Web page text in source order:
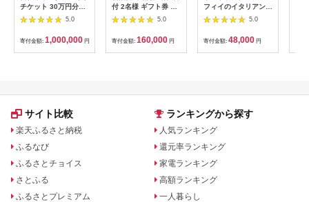
チケット 30万円分
【1360365】
5.0
寄付金額: 1,000,000 円
付 2名様 ギフト券 チ
ケット 券 宿泊 旅行
5.0
寄付金額: 160,000 円
フィイのイタリアンデ
ィナーコースA ペア
5.0
寄付金額: 48,000 円
サイト比較
楽天ふるさと納税
ふるなび
ふるさとチョイス
さとふる
ふるさとプレミアム
ランキングから探す
人気ランキング
還元率ランキング
家電ランキング
高額ランキング
一人暮らし